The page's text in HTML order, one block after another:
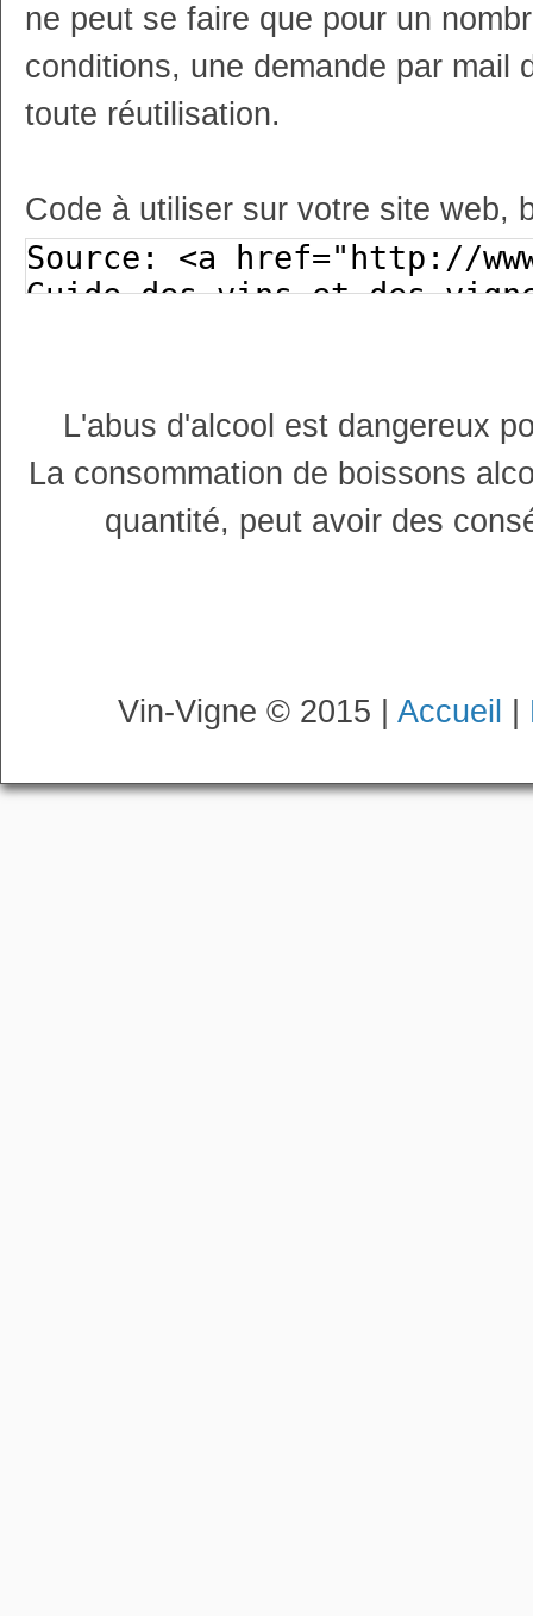
ne peut se faire que pour un
conditions, une demande par mail
toute réutilisation.
Code à utiliser sur votre site web,
L'abus d'alcool est dangereux
La consommation de boissons
quantité, peut avoir des
Vin-Vigne © 2015 | Accueil